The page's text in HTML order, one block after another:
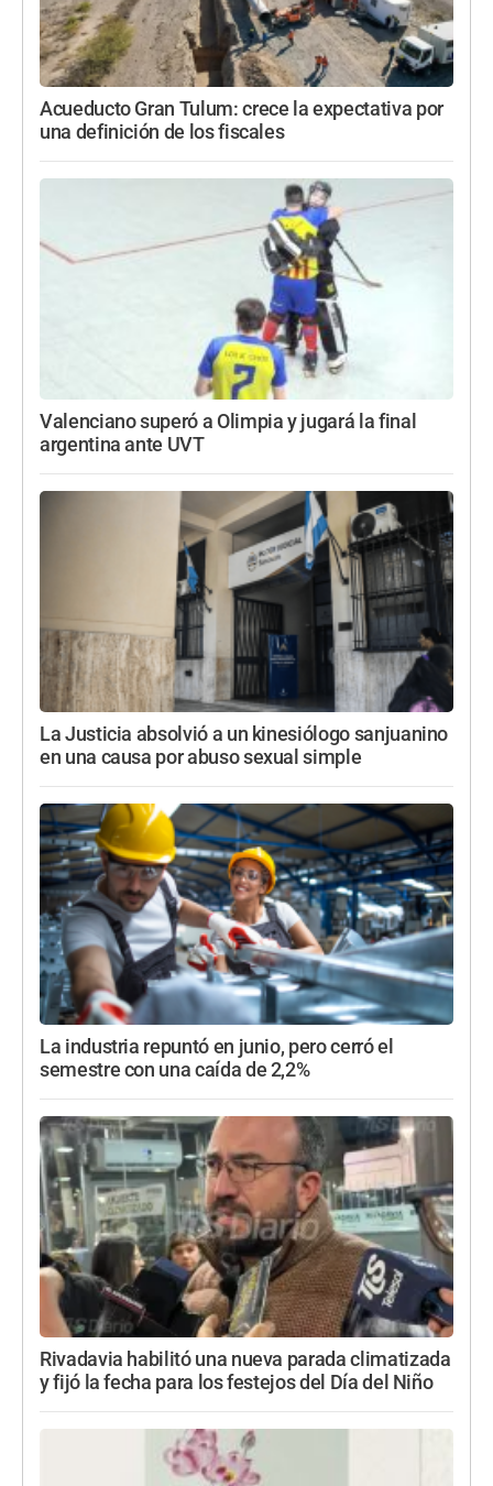
Acueducto Gran Tulum: crece la expectativa por
una definición de los fiscales
Valenciano superó a Olimpia y jugará la final
argentina ante UVT
La Justicia absolvió a un kinesiólogo sanjuanino
en una causa por abuso sexual simple
La industria repuntó en junio, pero cerró el
semestre con una caída de 2,2%
Rivadavia habilitó una nueva parada climatizada
y fijó la fecha para los festejos del Día del Niño